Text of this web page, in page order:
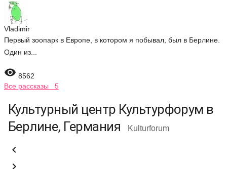
Vladimir
Первый зоопарк в Европе, в котором я побывал, был в Берлине.
Один из...
 8562
Все рассказы 5
Культурный центр Культурфорум в
Берлине, Германия
Kulturforum

